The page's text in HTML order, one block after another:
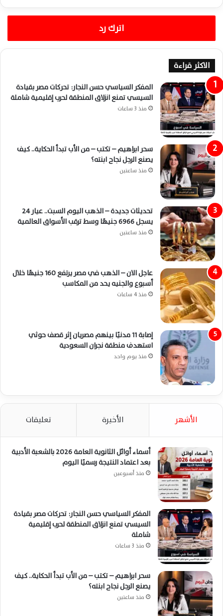
اترك رد
الاكثر قراءة
المفكر السياسي حسن النجار: تحركات مصر بقيادة
السيسي تمنع انزلاق المنطقة لحرب إقليمية شاملة
منذ 3 ساعات
سحر ابراهيم – تكتب – من الأب تبدأ الحكاية.. كيف
يصنع الرجل نجاح ابنته؟
منذ ساعتين
تحديثات جديدة – الذهب اليوم السبت.. عيار 24
يسجل 6966 جنيهًا وسط ترقب الأسواق العالمية
منذ ساعتين
عاجل الان – الذهب في مصر يرتفع 160 جنيهًا خلال
أسبوع والجنيه يحد من المكاسب
منذ 4 ساعات
إصابة 11 مدنيًا بينهم مصريان إثر قصف حوثي
استهدف منطقة نجران السعودية
منذ يوم واحد
الأشهر الأخيرة تعليقات
أسماء أوائل الثانوية العامة 2026 بالشعبة الأدبية
بعد اعتماد النتيجة رسميًا اليوم
منذ أسبوعين
المفكر السياسي حسن النجار: تحركات مصر بقيادة
السيسي تمنع انزلاق المنطقة لحرب إقليمية
شاملة
منذ 3 ساعات
سحر ابراهيم – تكتب – من الأب تبدأ الحكاية.. كيف
يصنع الرجل نجاح ابنته؟
منذ ساعتين